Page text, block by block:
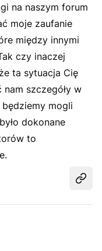
na naszym forum
moje zaufanie
między innymi
czy inaczej
ta sytuacja Cię
szczegóły w
mogli
dokonane
to